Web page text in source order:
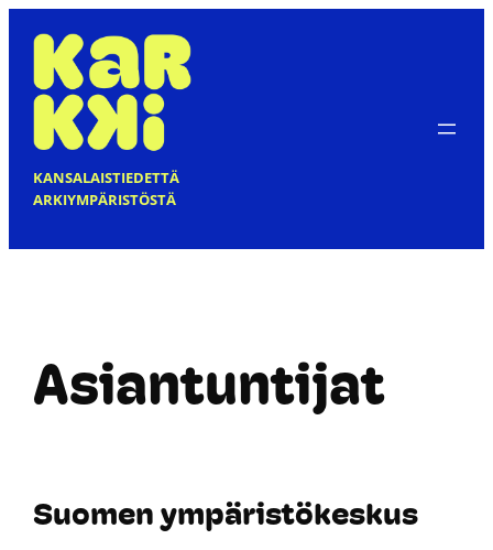
sisältöön
KANSALAISTIEDETTÄ
ARKIYMPÄRISTÖSTÄ
Asiantuntijat
Suomen ympäristökeskus